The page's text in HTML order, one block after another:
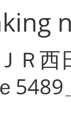
Ｒ